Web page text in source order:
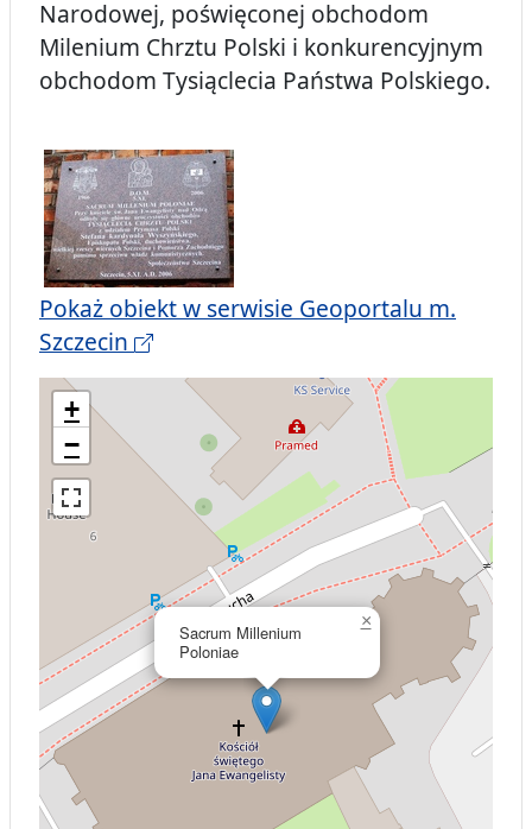
Narodowej, poświęconej obchodom
Milenium Chrztu Polski i konkurencyjnym
obchodom Tysiąclecia Państwa Polskiego.
Pokaż obiekt w serwisie Geoportalu m.
Szczecin
Sacrum Millenium
Poloniae
×
+
−